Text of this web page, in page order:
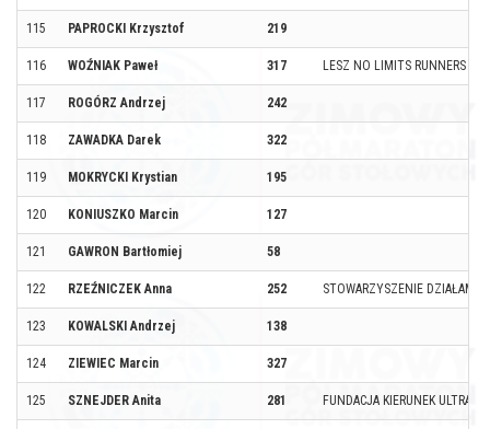
115 PAPROCKI Krzysztof 219
116 WOŹNIAK Paweł 317 LESZ NO LIMITS RUNNERS
117 ROGÓRZ Andrzej 242
118 ZAWADKA Darek 322
119 MOKRYCKI Krystian 195
120 KONIUSZKO Marcin 127
121 GAWRON Bartłomiej 58
122 RZEŹNICZEK Anna 252 STOWARZYSZENIE DZIAŁAMY
123 KOWALSKI Andrzej 138
124 ZIEWIEC Marcin 327
125 SZNEJDER Anita 281 FUNDACJA KIERUNEK ULTRA